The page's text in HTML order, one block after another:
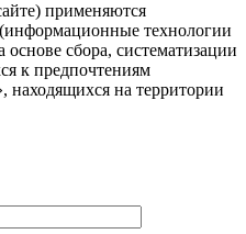
применяются
(информационные технологии
сбора, систематизации
к предпочтениям
находящихся на территории